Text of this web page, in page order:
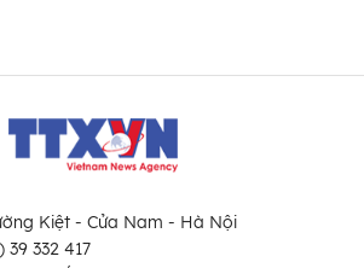
Kiệt - Cửa Nam - Hà Nội
39 332 417